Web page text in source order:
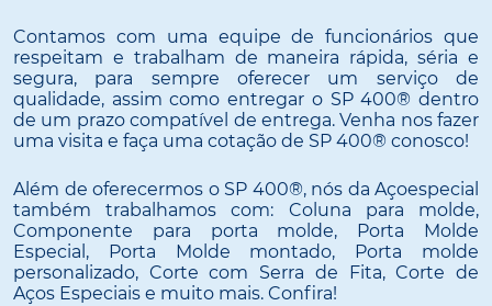
Contamos com uma equipe de funcionários que
respeitam e trabalham de maneira rápida, séria e
segura, para sempre oferecer um serviço de
qualidade, assim como entregar o SP 400® dentro
de um prazo compatível de entrega. Venha nos fazer
uma visita e faça uma cotação de SP 400® conosco!
Além de oferecermos o SP 400®, nós da Açoespecial
também trabalhamos com: Coluna para molde,
Componente para porta molde, Porta Molde
Especial, Porta Molde montado, Porta molde
personalizado, Corte com Serra de Fita, Corte de
Aços Especiais e muito mais. Confira!